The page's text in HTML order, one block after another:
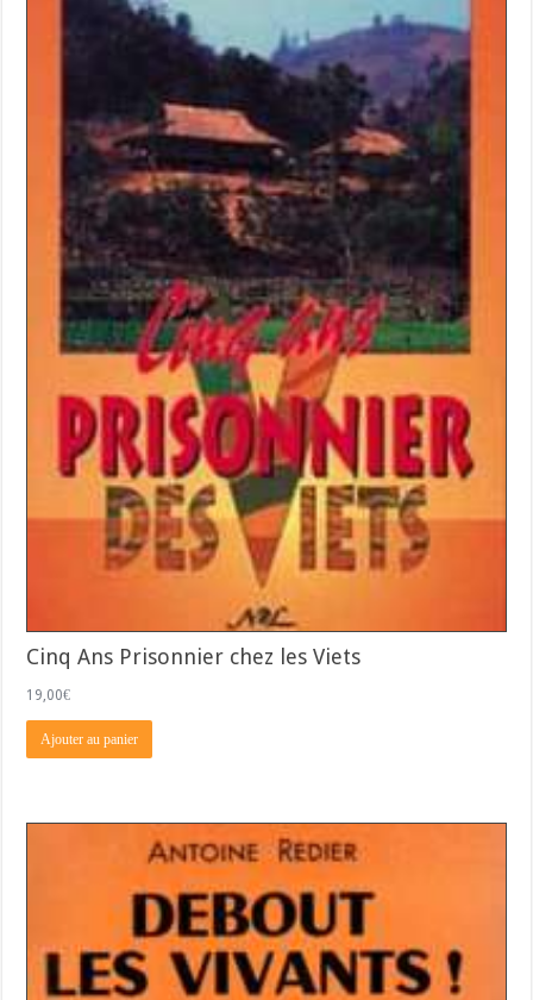
Cinq Ans Prisonnier chez les Viets
19,00€
Ajouter au panier